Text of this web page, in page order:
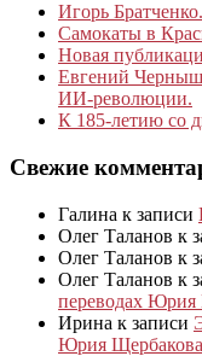
Игорь
Самокаты в
Новая
Евгений
ИИ-революции.
К 185‑летию со
Свежие
Галина к записи
Олег Таланов к
Олег Таланов к
Олег Таланов к
переводах Юрия
Ирина к записи
Юрия